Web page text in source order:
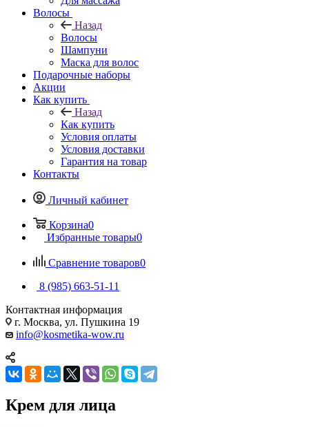
Волосы
Назад
Волосы
Шампуни
Маска для волос
Подарочные наборы
Акции
Как купить
Назад
Как купить
Условия оплаты
Условия доставки
Гарантия на товар
Контакты
Личный кабинет
Корзина0
Избранные товары0
Сравнение товаров0
8 (985) 663-51-11
Контактная информация
г. Москва, ул. Пушкина 19
info@kosmetika-wow.ru
Крем для лица